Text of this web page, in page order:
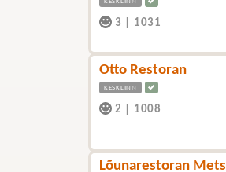
3 1031
Otto Restoran
KESKLINN
2 1008
Lõunarestoran Mets